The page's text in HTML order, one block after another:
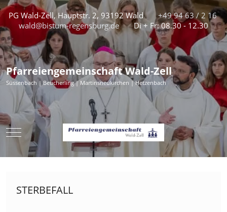
PG Wald-Zell, Hauptstr. 2, 93192 Wald
+49 94 63 / 2 16
wald@bistum-regensburg.de
Di + Fr: 08.30 - 12.30
Pfarreiengemeinschaft Wald-Zell
Süssenbach | Beucherling | Martinsneukirchen | Hetzenbach
Mobile Menu Toggle
STERBEFALL